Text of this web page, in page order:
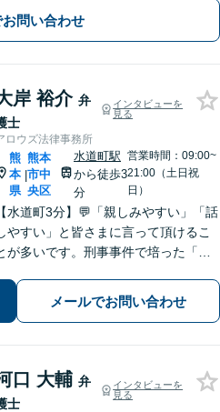
お問い合わせ
岸 裕介 弁
士
インタビューを
見る
ロウズ法律事務所
熊
本
県
|
熊本
市中
央区
水道町駅
から徒歩3
分
営業時間：09:00~
21:00（土日祝
日）
【水道町3分】💬「親しみやすい」「話
やすい」と皆さまに言って頂けるこ
が多いです。刑事事件で培った「交
れるのが最大の強み◎【刑事事件／警
察に呼び出されている方▶︎電話相談0
メールでお問い合わせ
口 大輔 弁
士
インタビューを
見る